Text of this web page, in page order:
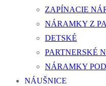
ZAPÍNACIE
NÁRAMKY Z
DETSKÉ
PARTNERSKÉ
NÁRAMKY
NÁUŠNICE